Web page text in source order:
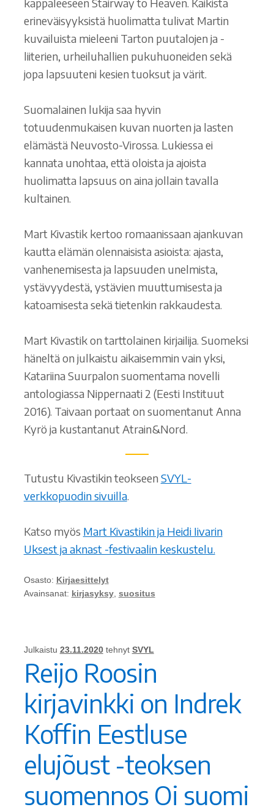
kappaleeseen Stairway to Heaven. Kaikista
erineväisyyksistä huolimatta tulivat Martin
kuvailuista mieleeni Tarton puutalojen ja -
liiterien, urheiluhallien pukuhuoneiden sekä
jopa lapsuuteni kesien tuoksut ja värit.
Suomalainen lukija saa hyvin
totuudenmukaisen kuvan nuorten ja lasten
elämästä Neuvosto-Virossa. Lukiessa ei
kannata unohtaa, että oloista ja ajoista
huolimatta lapsuus on aina jollain tavalla
kultainen.
Mart Kivastik kertoo romaanissaan ajankuvan
kautta elämän olennaisista asioista: ajasta,
vanhenemisesta ja lapsuuden unelmista,
ystävyydestä, ystävien muuttumisesta ja
katoamisesta sekä tietenkin rakkaudesta.
Mart Kivastik on tarttolainen kirjailija. Suomeksi
häneltä on julkaistu aikaisemmin vain yksi,
Katariina Suurpalon suomentama novelli
antologiassa Nippernaati 2 (Eesti Instituut
2016). Taivaan portaat on suomentanut Anna
Kyrö ja kustantanut Atrain&Nord.
Tutustu Kivastikin teokseenSVYL-
verkkopuodin sivuilla.
Katso myös Mart Kivastikin ja Heidi Iivarin
Uksest ja aknast -festivaalin keskustelu.
Osasto: Kirjaesittelyt
Avainsanat: kirjasyksy, suositus
Julkaistu 23.11.2020 tehnyt SVYL
Reijo Roosin
kirjavinkki on Indrek
Koffin Eestluse
elujõust -teoksen
suomennos Oi suomi